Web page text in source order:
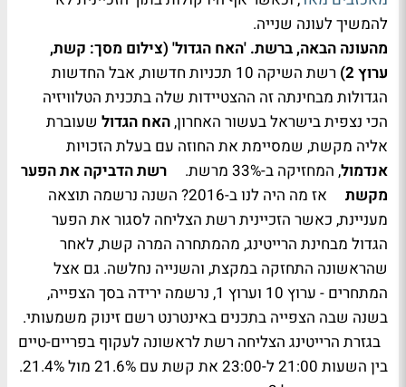
להמשיך לעונה שנייה.
מהעונה הבאה, ברשת. 'האח הגדול' (צילום מסך: קשת,
ערוץ 2)
רשת השיקה 10 תכניות חדשות, אבל החדשות
הגדולות מבחינתה זה ההצטיידות שלה בתכנית הטלוויזיה
הכי נצפית בישראל בעשור האחרון,האח הגדול שעוברת
אליה מקשת, שמסיימת את החוזה עם בעלת הזכויות
אנדמול, המחזיקה ב-33% מרשת.
רשת הדביקה את הפער
מקשת
אז מה היה לנו ב-2016? השנה נרשמה תוצאה
מעניינת, כאשר הזכיינית רשת הצליחה לסגור את הפער
הגדול מבחינת הרייטינג, מהמתחרה המרה קשת, לאחר
שהראשונה התחזקה במקצת, והשנייה נחלשה. גם אצל
המתחרים - ערוץ 10 וערוץ 1, נרשמה ירידה בסך הצפייה,
בשנה שבה הצפייה בתכנים באינטרנט רשם זינוק משמעותי.
בגזרת הרייטינג הצליחה רשת לראשונה לעקוף בפריים-טיים
בין השעות 21:00 ל-23:00 את קשת עם 21.6% מול 21.4%.